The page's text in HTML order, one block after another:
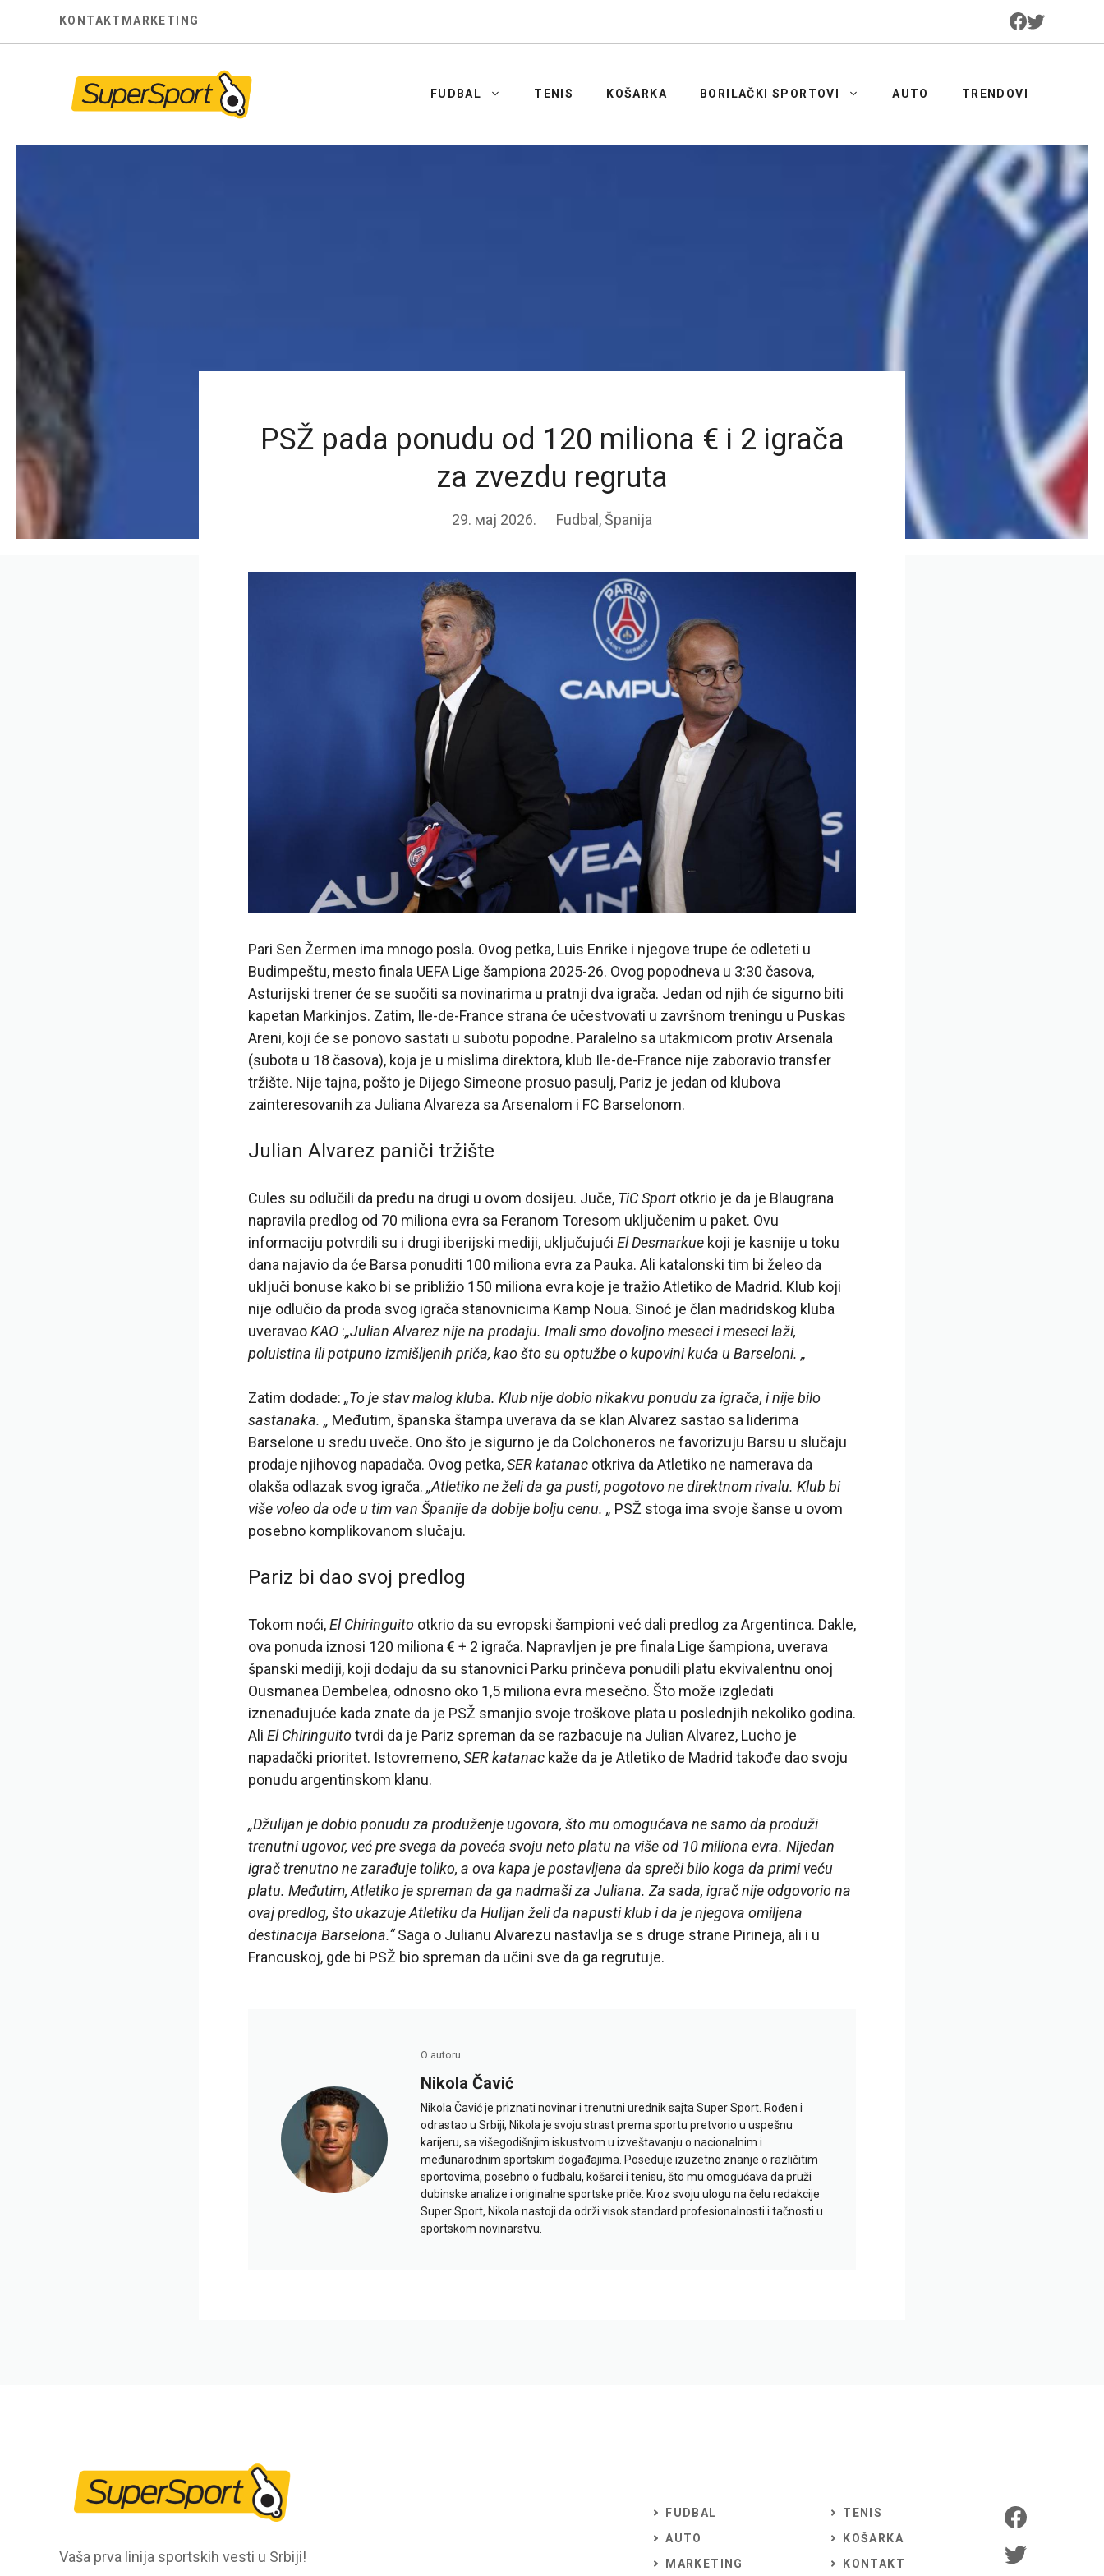
KONTAKT MARKETING
FUDBAL TENIS KOŠARKA BORILAČKI SPORTOVI AUTO TRENDOVI
PSŽ pada ponudu od 120 miliona € i 2 igrača
za zvezdu regruta
29. мај 2026. Fudbal ,Španija
Pari Sen Žermen ima mnogo posla. Ovog petka, Luis Enrike i njegove trupe će odleteti u
Budimpeštu, mesto finala UEFA Lige šampiona 2025-26. Ovog popodneva u 3:30 časova,
Asturijski trener će se suočiti sa novinarima u pratnji dva igrača. Jedan od njih će sigurno biti
kapetan Markinjos. Zatim, Ile-de-France strana će učestvovati u završnom treningu u Puskas
Areni, koji će se ponovo sastati u subotu popodne. Paralelno sa utakmicom protiv Arsenala
(subota u 18 časova), koja je u mislima direktora, klub Ile-de-France nije zaboravio transfer
tržište. Nije tajna, pošto je Dijego Simeone prosuo pasulj, Pariz je jedan od klubova
zainteresovanih za Juliana Alvareza sa Arsenalom i FC Barselonom.
Julian Alvarez paniči tržište
Cules su odlučili da pređu na drugi u ovom dosijeu. Juče, TiC Sport otkrio je da je Blaugrana
napravila predlog od 70 miliona evra sa Feranom Toresom uključenim u paket. Ovu
informaciju potvrdili su i drugi iberijski mediji, uključujući El Desmarkue koji je kasnije u toku
dana najavio da će Barsa ponuditi 100 miliona evra za Pauka. Ali katalonski tim bi želeo da
uključi bonuse kako bi se približio 150 miliona evra koje je tražio Atletiko de Madrid. Klub koji
nije odlučio da proda svog igrača stanovnicima Kamp Noua. Sinoć je član madridskog kluba
uveravaoKAO :„Julian Alvarez nije na prodaju. Imali smo dovoljno meseci i meseci laži,
poluistina ili potpuno izmišljenih priča, kao što su optužbe o kupovini kuća u Barseloni. „
Zatim dodade: „To je stav malog kluba. Klub nije dobio nikakvu ponudu za igrača, i nije bilo
sastanaka. „ Međutim, španska štampa uverava da se klan Alvarez sastao sa liderima
Barselone u sredu uveče. Ono što je sigurno je da Colchoneros ne favorizuju Barsu u slučaju
prodaje njihovog napadača. Ovog petka,SER katanac otkriva da Atletiko ne namerava da
olakša odlazak svog igrača. „Atletiko ne želi da ga pusti, pogotovo ne direktnom rivalu. Klub bi
više voleo da ode u tim van Španije da dobije bolju cenu. „ PSŽ stoga ima svoje šanse u ovom
posebno komplikovanom slučaju.
Pariz bi dao svoj predlog
Tokom noći,El Chiringuito otkrio da su evropski šampioni već dali predlog za Argentinca. Dakle,
ova ponuda iznosi 120 miliona € + 2 igrača. Napravljen je pre finala Lige šampiona, uverava
španski mediji, koji dodaju da su stanovnici Parku prinčeva ponudili platu ekvivalentnu onoj
Ousmanea Dembelea, odnosno oko 1,5 miliona evra mesečno. Što može izgledati
iznenađujuće kada znate da je PSŽ smanjio svoje troškove plata u poslednjih nekoliko godina.
Ali El Chiringuitotvrdi da je Pariz spreman da se razbacuje na Julian Alvarez, Lucho je
napadački prioritet. Istovremeno,SER katanac kaže da je Atletiko de Madrid takođe dao svoju
ponudu argentinskom klanu.
„Džulijan je dobio ponudu za produženje ugovora, što mu omogućava ne samo da produži
trenutni ugovor, već pre svega da poveća svoju neto platu na više od 10 miliona evra. Nijedan
igrač trenutno ne zarađuje toliko, a ova kapa je postavljena da spreči bilo koga da primi veću
platu. Međutim, Atletiko je spreman da ga nadmaši za Juliana. Za sada, igrač nije odgovorio na
ovaj predlog, što ukazuje Atletiku da Hulijan želi da napusti klub i da je njegova omiljena
destinacija Barselona.“Saga o Julianu Alvarezu nastavlja se s druge strane Pirineja, ali i u
Francuskoj, gde bi PSŽ bio spreman da učini sve da ga regrutuje.
O autoru
Nikola Čavić
Nikola Čavić je priznati novinar i trenutni urednik sajta Super Sport. Rođen i
odrastao u Srbiji, Nikola je svoju strast prema sportu pretvorio u uspešnu
karijeru, sa višegodišnjim iskustvom u izveštavanju o nacionalnim i
međunarodnim sportskim događajima. Poseduje izuzetno znanje o različitim
sportovima, posebno o fudbalu, košarci i tenisu, što mu omogućava da pruži
dubinske analize i originalne sportske priče. Kroz svoju ulogu na čelu redakcije
Super Sport, Nikola nastoji da održi visok standard profesionalnosti i tačnosti u
sportskom novinarstvu.
Vaša prva linija sportskih vesti u Srbiji!
FUDBAL
AUTO
MARKETING
TENIS
KOŠARKA
KONTAKT